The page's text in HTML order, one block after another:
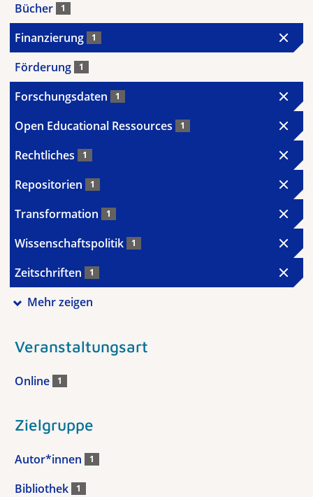
Bücher 1
Finanzierung 1
Förderung 1
Forschungsdaten 1
Open Educational Ressources 1
Rechtliches 1
Repositorien 1
Transformation 1
Wissenschaftspolitik 1
Zeitschriften 1
Mehr zeigen
Veranstaltungsart
Online 1
Zielgruppe
Autor*innen 1
Bibliothek 1